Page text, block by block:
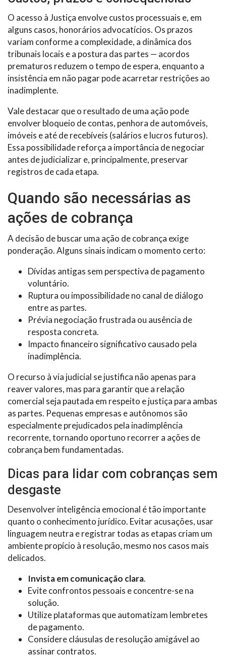
O acesso à Justiça envolve custos processuais e, em
alguns casos, honorários advocatícios. Os prazos
variam conforme a complexidade, a dinâmica dos
tribunais locais e a postura das partes — acordos
prematuros reduzem o tempo de espera, enquanto a
insistência em não pagar pode acarretar restrições ao
inadimplente.
Vale destacar que o resultado de uma ação pode
envolver bloqueio de contas, penhora de automóveis,
imóveis e até de recebíveis (salários e lucros futuros).
Essa possibilidade reforça a importância de negociar
antes de judicializar e, principalmente, preservar
registros de cada etapa.
Quando são necessárias as
ações de cobrança
A decisão de buscar uma ação de cobrança exige
ponderação. Alguns sinais indicam o momento certo:
Dívidas antigas sem perspectiva de pagamento
voluntário.
Ruptura ou impossibilidade no canal de diálogo
entre as partes.
Prévia negociação frustrada ou ausência de
resposta concreta.
Impacto financeiro significativo causado pela
inadimplência.
O recurso à via judicial se justifica não apenas para
reaver valores, mas para garantir que a relação
comercial seja pautada em respeito e justiça para ambas
as partes. Pequenas empresas e autônomos são
especialmente prejudicados pela inadimplência
recorrente, tornando oportuno recorrer a ações de
cobrança bem fundamentadas.
Dicas para lidar com cobranças sem
desgaste
Desenvolver inteligência emocional é tão importante
quanto o conhecimento jurídico. Evitar acusações, usar
linguagem neutra e registrar todas as etapas criam um
ambiente propício à resolução, mesmo nos casos mais
delicados.
Invista em comunicação clara.
Evite confrontos pessoais e concentre-se na
solução.
Utilize plataformas que automatizam lembretes
de pagamento.
Considere cláusulas de resolução amigável ao
assinar contratos.